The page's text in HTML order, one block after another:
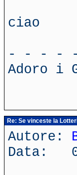
ciao
- - - -
Adoro i
Re: Se vinceste la
Autore:
Data: